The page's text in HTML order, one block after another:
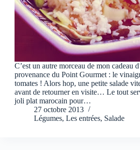
C’est un autre morceau de mon cadeau
provenance du Point Gourmet : le
tomates ! Alors hop, une petite salade
avant de retourner en visite… Le tout
joli plat marocain pour…
27 octobre 2013
Légumes, Les entrées, Salade